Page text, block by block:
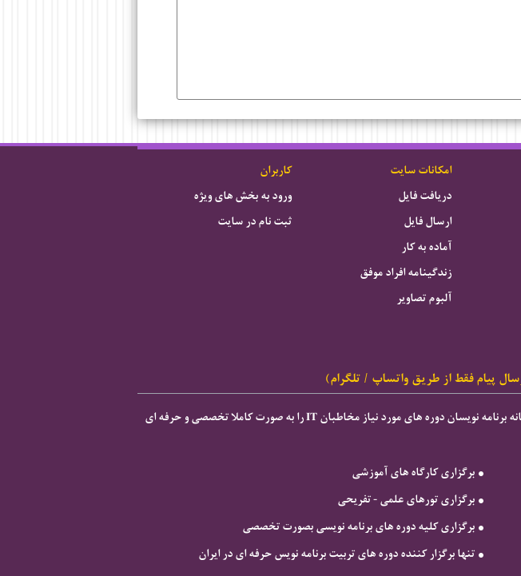
امکانات سایت
دریافت فایل
ارسال فایل
آماده به کار
زندگینامه افراد موفق
آلبوم تصاویر
کاربران
ورود به بخش های ویژه
ثبت نام در سایت
پیام فقط از طریق واتساپ / تلگرام)
برگزاری كارگاه های آموزشی
برگزاری تورهای علمی - تفریحی
برگزاری کلیه دوره های برنامه نویسی بصورت تخصصی
تنها برگزار کننده دوره های تربیت برنامه نویس حرفه ای در ایران